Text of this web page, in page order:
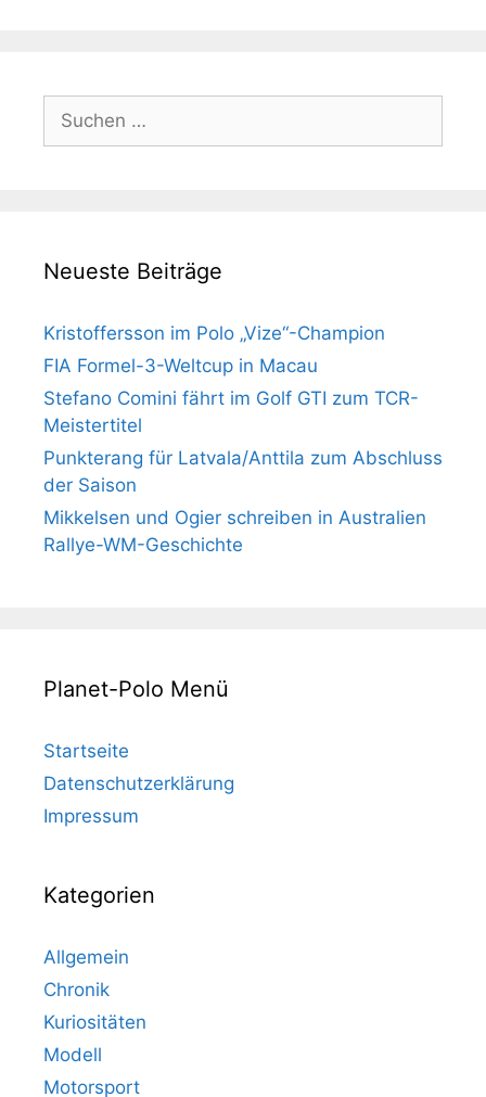
Suchen
nach:
Neueste Beiträge
Kristoffersson im Polo „Vize“-Champion
FIA Formel-3-Weltcup in Macau
Stefano Comini fährt im Golf GTI zum TCR-
Meistertitel
Punkterang für Latvala/Anttila zum Abschluss
der Saison
Mikkelsen und Ogier schreiben in Australien
Rallye-WM-Geschichte
Planet-Polo Menü
Startseite
Datenschutzerklärung
Impressum
Kategorien
Allgemein
Chronik
Kuriositäten
Modell
Motorsport